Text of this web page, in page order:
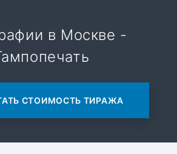
в Москве -
СТОИМОСТЬ ТИРАЖА